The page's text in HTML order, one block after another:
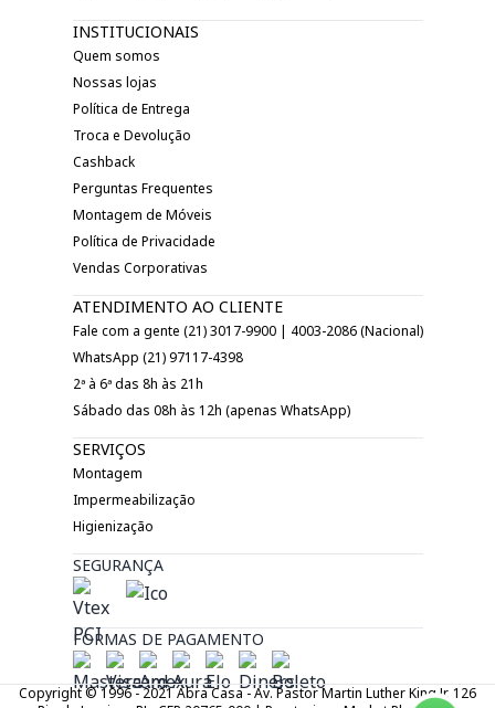
INSTITUCIONAIS
Quem somos
Nossas lojas
Política de Entrega
Troca e Devolução
Cashback
Perguntas Frequentes
Montagem de Móveis
Política de Privacidade
Vendas Corporativas
ATENDIMENTO AO CLIENTE
Fale com a gente (21) 3017-9900 | 4003-2086 (Nacional)
WhatsApp (21) 97117-4398
2ª à 6ª das 8h às 21h
Sábado das 08h às 12h (apenas WhatsApp)
SERVIÇOS
Montagem
Impermeabilização
Higienização
SEGURANÇA
FORMAS DE PAGAMENTO
Copyright © 1996 - 2021 Abra Casa - Av. Pastor Martin Luther King Jr. 126